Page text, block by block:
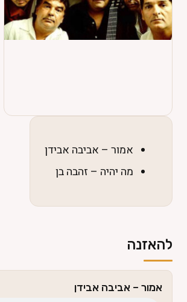
פרוייקטים +
ספר אורחים
צרו קשר
⚲
אמור – אביבה אבידן
מה יהיה – זהבה בן
להאזנה
אמור – אביבה אבידן